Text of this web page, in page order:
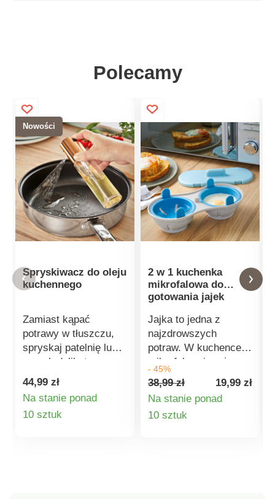
Polecamy
Nowości
Spryskiwacz do oleju
kuchennego
Zamiast kąpać
potrawy w tłuszczu,
spryskaj patelnię lub
garnek delikatną
mgiełką za pomocą
tego szklanego
spryskiwacza.
Doskonałe
44,99 zł
Na stanie ponad
10 sztuk
2 w 1 kuchenka
mikrofalowa do
gotowania jajek
Jajka to jedna z
najzdrowszych
potraw. W kuchence
mikrofalowej możesz
ugotować 2 jajka w
rekordowym czasie:
zalej wodą, do każdej
miski wbij surowe
- 45%
38,99 zł
19,99 zł
Na stanie ponad
10 sztuk